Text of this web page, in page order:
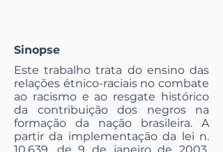
Sinopse
Este trabalho trata do ensino das
relações étnico-raciais no combate
ao racismo e ao resgate histórico
da contribuição dos negros na
formação da nação brasileira. A
partir da implementação da lei n.